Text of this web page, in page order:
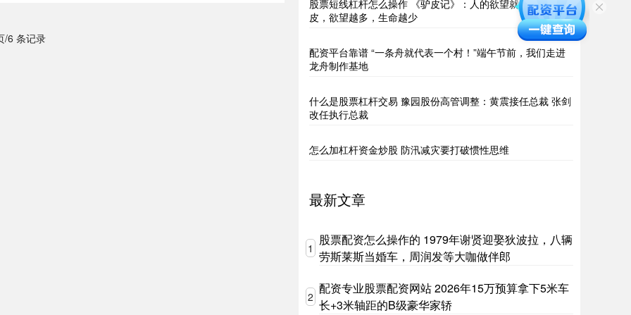
/6 条记录
股票短线杠杆怎么操作 《驴皮记》：人的欲望就像一张驴
皮，欲望越多，生命越少
配资平台靠谱 “一条舟就代表一个村！”端午节前，我们走进
龙舟制作基地
什么是股票杠杆交易 豫园股份高管调整：黄震接任总裁 张剑
改任执行总裁
怎么加杠杆资金炒股 防汛减灾要打破惯性思维
最新文章
1
股票配资怎么操作的 1979年谢贤迎娶狄波拉，八辆
劳斯莱斯当婚车，周润发等大咖做伴郎
2
配资专业股票配资网站 2026年15万预算拿下5米车
长+3米轴距的B级豪华家轿